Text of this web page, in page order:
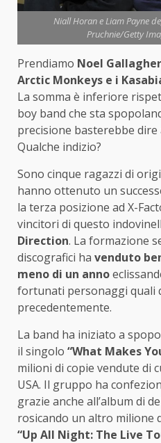
Niall Horan e Liam Payne
Pruchnie/Getty
Prendiamo Noel
Arctic Monkeys e i
La somma è inferiore
boy band che sta
precisione basterebbe dire
Qualche indizio?
Sono cinque ragazzi di
hanno ottenuto un
la terza posizione ad X-
vincitori di questo
Direction. La formazione
discografici ha venduto
meno di un anno
fortunati personaggi quali
precedentemente.
La band ha iniziato a
il singolo “What Makes
milioni di copie vendute di
USA. Il gruppo ha
grazie anche all’album di
rosicando un altro milione
“Up All Night: The Live